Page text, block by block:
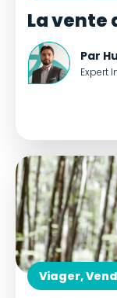
La vente
Par
Expert
Viager,